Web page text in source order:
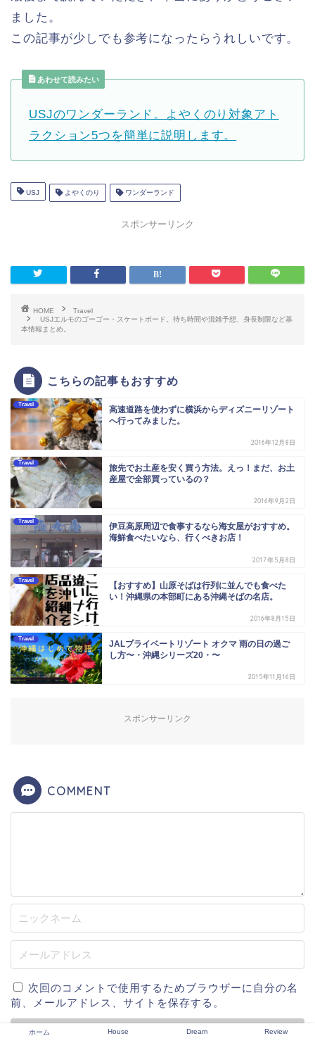
ました。
この記事が少しでも参考になったらうれしいです。
あわせて読みたい
USJのワンダーランド。よやくのり対象アト
ラクション5つを簡単に説明します。
USJ よやくのり ワンダーランド
スポンサーリンク
HOME
Travel
USJエルモのゴーゴー・スケートボード。待ち時間や混雑予想、身長制限など基
本情報まとめ。
こちらの記事もおすすめ
Travel
高速道路を使わずに横浜からディズニーリゾート
へ行ってみました。
2016年12月8日
Travel
旅先でお土産を安く買う方法。えっ！まだ、お土
産屋で全部買っているの？
2016年9月2日
Travel
伊豆高原周辺で食事するなら海女屋がおすすめ。
海鮮食べたいなら、行くべきお店！
2017年5月8日
Travel
【おすすめ】山原そばは行列に並んでも食べた
い！沖縄県の本部町にある沖縄そばの名店。
2016年8月15日
Travel
JALプライベートリゾート オクマ 雨の日の過ご
し方〜・沖縄シリーズ20・〜
2015年11月16日
スポンサーリンク
COMMENT
次回のコメントで使用するためブラウザーに自分の名
前、メールアドレス、サイトを保存する。
ホーム House Dream Review